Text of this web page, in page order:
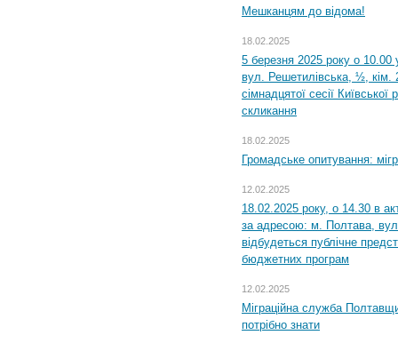
Мешканцям до відома!
18.02.2025
5 березня 2025 року о 10.00
вул. Решетилівська, ½, кім.
сімнадцятої сесії
скликання
18.02.2025
Громадське опитування:
12.02.2025
18.02.2025 року, о 14.30 в
за адресою: м. Полтава,
відбудеться публічне
бюджетних програм
12.02.2025
Міграційна служба
потрібно знати